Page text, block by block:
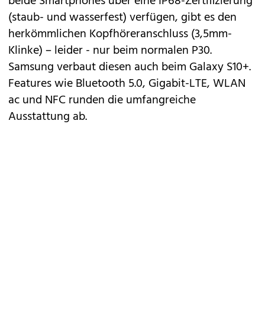
(staub- und wasserfest) verfügen, gibt es den
herkömmlichen Kopfhöreranschluss (3,5mm-
Klinke) – leider - nur beim normalen P30.
Samsung verbaut diesen auch beim Galaxy S10+.
Features wie Bluetooth 5.0, Gigabit-LTE, WLAN
ac und NFC runden die umfangreiche
Ausstattung ab.